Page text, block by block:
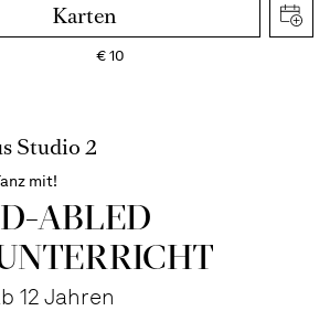
Karten
€10
Studio 2
mit!
­ABLED
12 Jahren